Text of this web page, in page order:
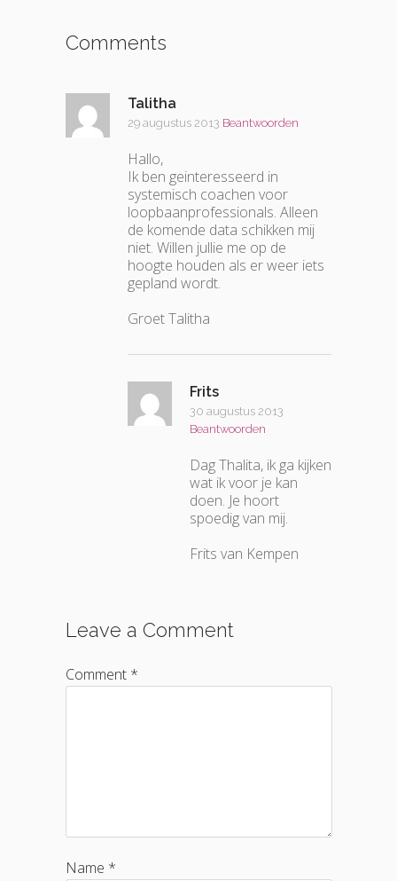
Comments
Talitha
29 augustus 2013 Beantwoorden
Hallo,
Ik ben geinteresseerd in
systemisch coachen voor
loopbaanprofessionals. Alleen
de komende data schikken mij
niet. Willen jullie me op de
hoogte houden als er weer iets
gepland wordt.
Groet Talitha
Frits
30 augustus 2013
Beantwoorden
Dag Thalita, ik ga kijken
wat ik voor je kan
doen. Je hoort
spoedig van mij.
Frits van Kempen
Leave a Comment
Comment *
Name *